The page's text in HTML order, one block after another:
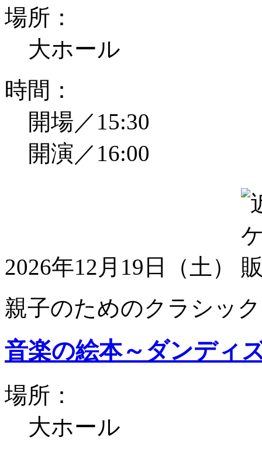
場所：
大ホール
時間：
開場／15:30
開演／16:00
2026年12月19日（土）
親子のためのクラシッ
音楽の絵本～ダンディ
場所：
大ホール